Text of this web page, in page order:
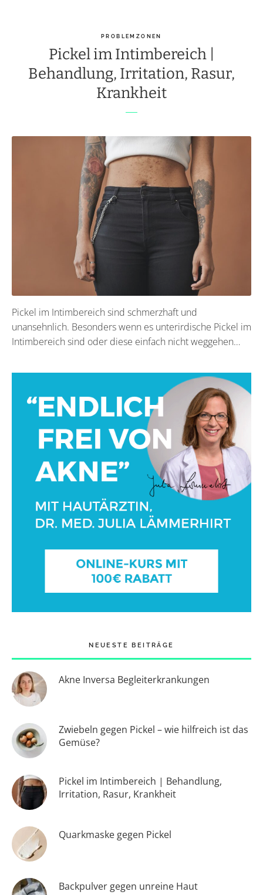
PROBLEMZONEN
Pickel im Intimbereich |
Behandlung, Irritation, Rasur,
Krankheit
Pickel im Intimbereich sind schmerzhaft und
unansehnlich. Besonders wenn es unterirdische Pickel im
Intimbereich sind oder diese einfach nicht weggehen…
NEUESTE BEITRÄGE
Akne Inversa Begleiterkrankungen
Zwiebeln gegen Pickel – wie hilfreich ist das
Gemüse?
Pickel im Intimbereich | Behandlung,
Irritation, Rasur, Krankheit
Quarkmaske gegen Pickel
Backpulver gegen unreine Haut